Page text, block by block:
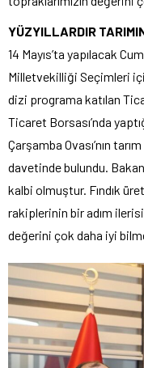
YÜZYILLARDIR
14 Mayıs’ta yapılacak
Milletvekilliği Seçimleri
dizi programa katılan
Ticaret Borsası’nda
Çarşamba Ovası’nın
davetinde bulundu. Bakan
kalbi olmuştur. Fındık
rakiplerinin bir adım
değerini çok daha iyi